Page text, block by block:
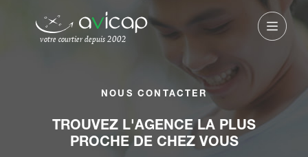
votre courtier depuis 2002
NOUS CONTACTER
TROUVEZ L'AGENCE LA PLUS
PROCHE DE CHEZ VOUS